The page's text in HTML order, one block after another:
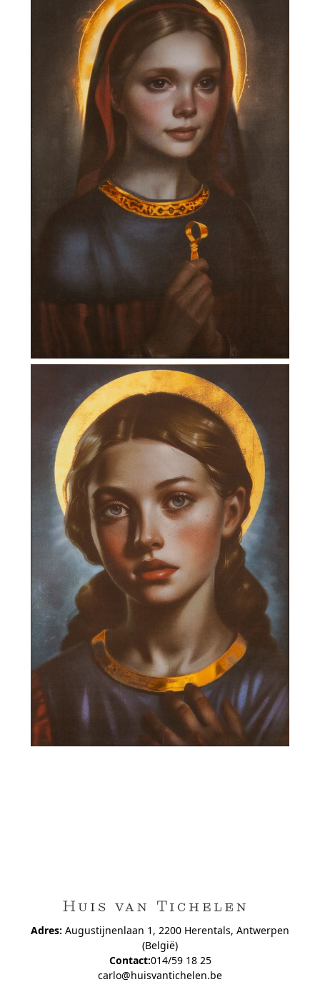
Adres: Augustijnenlaan 1, 2200 Herentals, Antwerpen
(België)
Contact:014/59 18 25
carlo@huisvantichelen.be